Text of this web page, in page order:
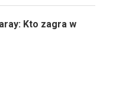
Kto zagra w